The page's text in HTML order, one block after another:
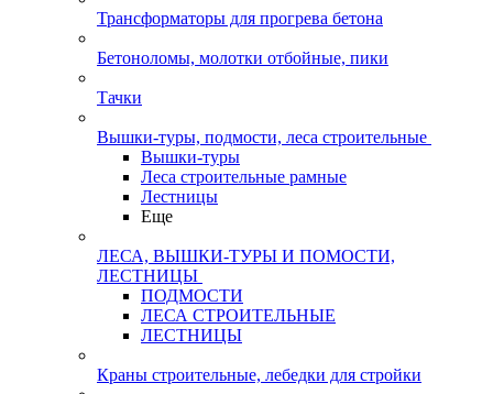
Трансформаторы для прогрева бетона
Бетоноломы, молотки отбойные, пики
Тачки
Вышки-туры, подмости, леса строительные
Вышки-туры
Леса строительные рамные
Лестницы
Еще
ЛЕСА, ВЫШКИ-ТУРЫ И ПОМОСТИ,
ЛЕСТНИЦЫ
ПОДМОСТИ
ЛЕСА СТРОИТЕЛЬНЫЕ
ЛЕСТНИЦЫ
Краны строительные, лебедки для стройки